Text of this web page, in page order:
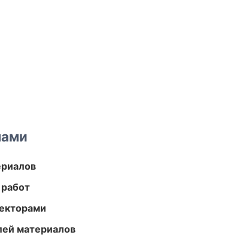
материалов